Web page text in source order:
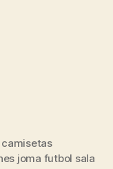
joma futbol sala